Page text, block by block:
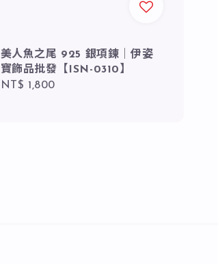
美人魚之尾 925 銀項鍊｜伊姿
寶飾品批發【ISN-0310】
Regular
NT$ 1,800